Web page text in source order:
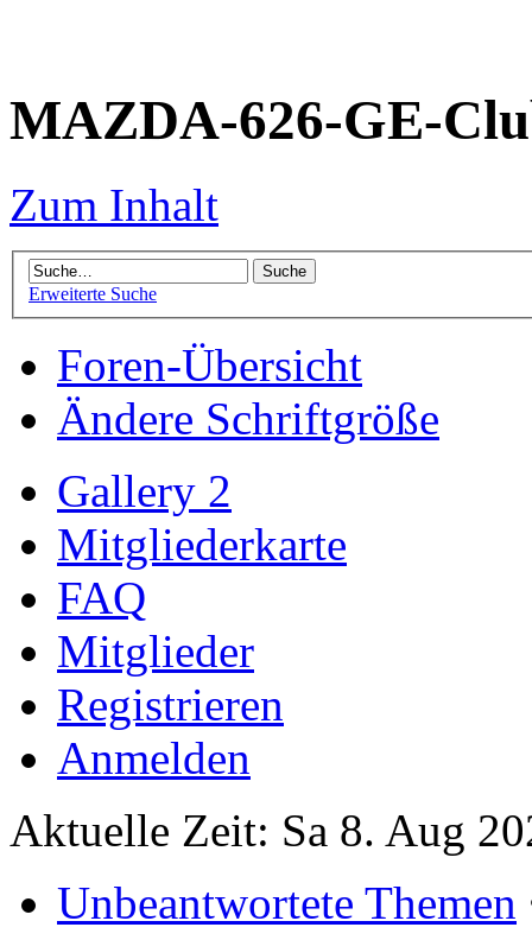
MAZDA-626-GE-
Zum Inhalt
Erweiterte Suche
Foren-Übersicht
Ändere Schriftgröße
Gallery 2
Mitgliederkarte
FAQ
Mitglieder
Registrieren
Anmelden
Aktuelle Zeit: Sa 8. Aug
Unbeantwortete Themen